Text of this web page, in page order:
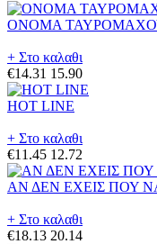
ΟΝΟΜΑ
+ Στο καλαθι
€14.31 15.90
HOT LINE
+ Στο καλαθι
€11.45 12.72
ΑΝ ΔΕΝ ΕΧΕΙΣ ΠΟΥ
+ Στο καλαθι
€18.13 20.14